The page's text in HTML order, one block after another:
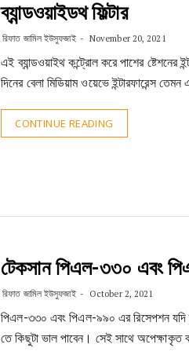
ব্যান্ডওয়াইডথ ফিল্টার
রিফাত জামিল ইউসুফজাই November 20, 2021
এই ব্যান্ডওয়াইথ কন্ট্রোল করে পাশের ষ্টেশনের
দিনের বেলা মিডিয়াম ওয়েভে ইন্টারফারেন্স
CONTINUE READING
টেকসান পিএল-৩৩০ এবং
রিফাত জামিল ইউসুফজাই October 2, 2021
পিএল-৩৩০ এবং পিএল-৯৯০ এর রিসেপশন
তে কিছুটা ভাল পাবেন। সেই সাথে অপেক্ষাকৃত